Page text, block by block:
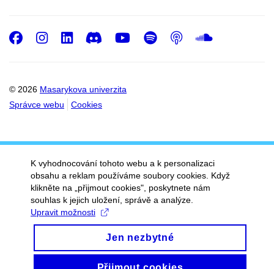
© 2026 Masarykova univerzita
Správce webu
Cookies
Facebook
Instagram
LinkedIn
DiscordYoutube
Spotify
Podcast
K vyhodnocování tohoto webu a k personalizaci
obsahu a reklam používáme soubory cookies. Když
klikněte na „přijmout cookies", poskytnete nám
souhlas k jejich uložení, správě a analýze.
Upravit možnosti
Jen nezbytné